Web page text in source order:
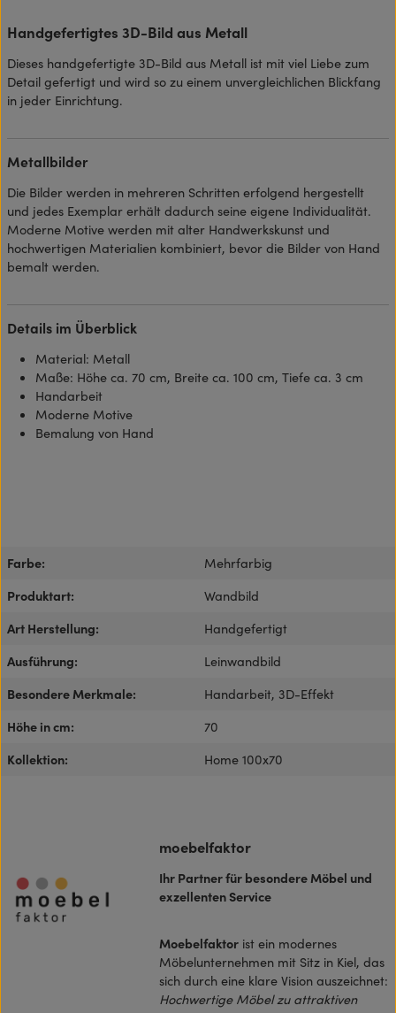
Handgefertigtes 3D-Bild aus Metall
Dieses handgefertigte 3D-Bild aus Metall ist mit viel Liebe zum
Detail gefertigt und wird so zu einem unvergleichlichen Blickfang
in jeder Einrichtung.
Metallbilder
Die Bilder werden in mehreren Schritten erfolgend hergestellt
und jedes Exemplar erhält dadurch seine eigene Individualität.
Moderne Motive werden mit alter Handwerkskunst und
hochwertigen Materialien kombiniert, bevor die Bilder von Hand
bemalt werden.
Details im Überblick
Material: Metall
Maße: Höhe ca. 70 cm, Breite ca. 100 cm, Tiefe ca. 3 cm
Handarbeit
Moderne Motive
Bemalung von Hand
Farbe:
Mehrfarbig
Produktart:
Wandbild
Art Herstellung:
Handgefertigt
Ausführung:
Leinwandbild
Besondere Merkmale:
Handarbeit, 3D-Effekt
Höhe in cm:
70
Kollektion:
Home 100x70
moebelfaktor
Ihr Partner für besondere Möbel und
exzellenten Service
Moebelfaktor ist ein modernes
Möbelunternehmen mit Sitz in Kiel, das
sich durch eine klare Vision auszeichnet:
Hochwertige Möbel zu attraktiven